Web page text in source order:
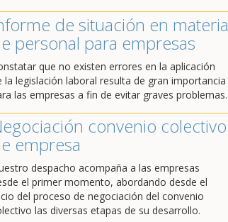
de situación en materia
personal para empresas
que no existen errores en la aplicación
la legislación laboral resulta de gran importancia
las empresas a fin de evitar graves problemas.
convenio colectivo
empresa
despacho acompaña a las empresas
el primer momento, abordando desde el
del proceso de negociación del convenio
las diversas etapas de su desarrollo.